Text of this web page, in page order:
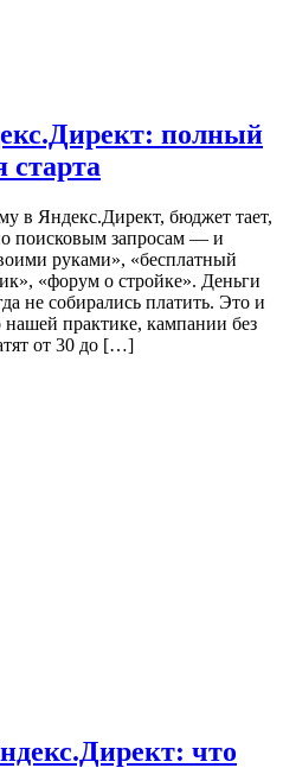
полный
старта
в Яндекс.Директ, бюджет тает,
поисковым запросам — и
руками», «бесплатный
«форум о стройке». Деньги
не собирались платить. Это и
практике, кампании без
от 30 до […]
что